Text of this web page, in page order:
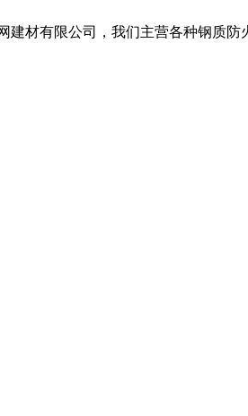
建材有限公司，我们主营各种钢质